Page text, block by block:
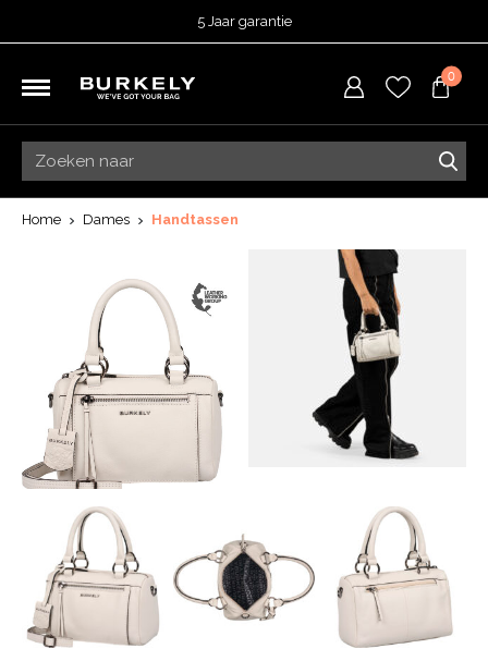
5 Jaar garantie
Besteld voor 15:00 = vandaag verzonden.
0
Home Dames Handtassen